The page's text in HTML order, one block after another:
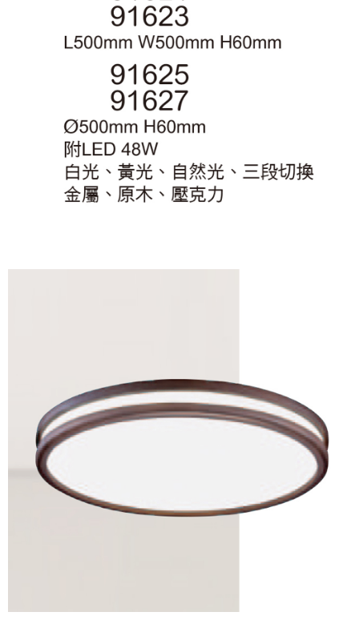
２．關於個人資料處理事宜，請瀏覽以下網址：
３．未成年的使用者請事先徵得法定代理人或監護人之同意方可使用
４．使用「AFTEE先享後付」時，將依據個別帳號之用戶狀況，依本公司即
時審查核予不同之上限額度；若仍有額度不足之情形，本公司將視審查結果
請求用戶進行身份認證。
５．嚴禁一人註冊多個帳號或使用他人資訊註冊。若發現惡意使用之情形，
恩沛科技股份有限公司將有權停止該用戶之使用額度並採取法律行動。